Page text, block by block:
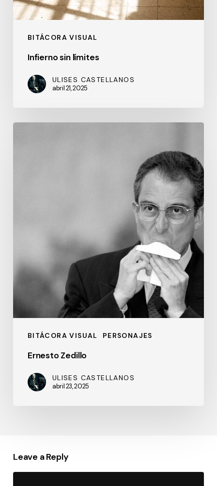
BITÁCORA VISUAL
Infierno sin límites
ULISES CASTELLANOS
abril 21, 2025
BITÁCORA VISUAL PERSONAJES
Ernesto Zedillo
ULISES CASTELLANOS
abril 23, 2025
Leave a Reply